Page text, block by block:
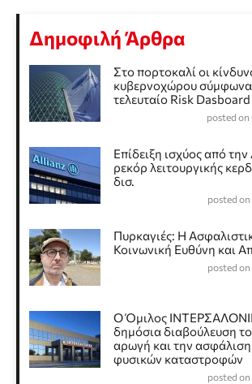
Δημοφιλή Άρθρα
Στο πορτοκαλί οι
κυβερνοχώρου σύμφωνα
τελευταίο Risk
posted
Επίδειξη ισχύος από
ρεκόρ λειτουργικής
δισ.
posted
Πυρκαγιές: Η
Κοινωνική Ευθύνη και
posted
Ο Όμιλος
δημόσια διαβούλευση
αρωγή και την ασφάλιση
φυσικών καταστροφών
posted